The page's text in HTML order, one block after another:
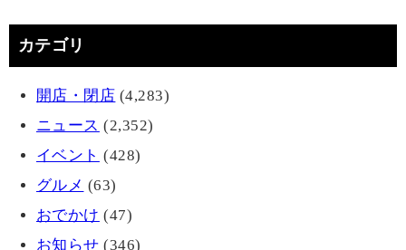
カテゴリ
開店・閉店 (4,283)
ニュース (2,352)
イベント (428)
グルメ (63)
おでかけ (47)
お知らせ (346)